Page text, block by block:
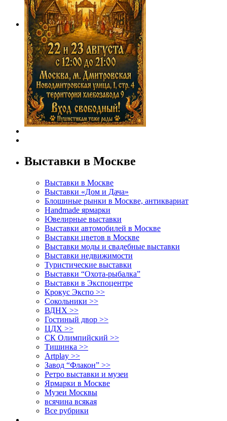
Выставки в Москве
Выставки в Москве
Выставки «Дом и Дача»
Блошиные рынки в Москве, антиквариат
Handmade ярмарки
Ювелирные выставки
Выставки автомобилей в Москве
Выставки цветов в Москве
Выставки моды и свадебные выставки
Выставки недвижимости
Туристические выставки
Выставки “Охота-рыбалка”
Выставки в Экспоцентре
Крокус Экспо >>
Сокольники >>
ВДНХ >>
Гостиный двор >>
ЦДХ >>
СК Олимпийский >>
Тишинка >>
Artplay >>
Завод “Флакон” >>
Ретро выставки и музеи
Ярмарки в Москве
Музеи Москвы
всячина всякая
Все рубрики